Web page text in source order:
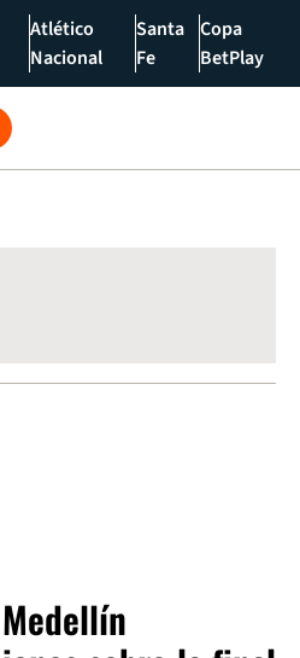
Atlético
Nacional
Santa
Fe
Copa
BetPlay